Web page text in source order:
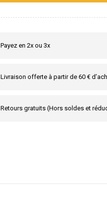
Payez en 2x ou 3x
Livraison offerte à partir de 60 €
Retours gratuits (Hors soldes et